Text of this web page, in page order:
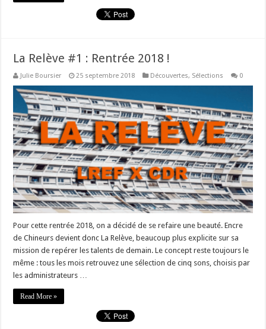
La Relève #1 : Rentrée 2018 !
Julie Boursier 25 septembre 2018 Découvertes, Sélections 0
Pour cette rentrée 2018, on a décidé de se refaire une beauté. Encre
de Chineurs devient donc La Relève, beaucoup plus explicite sur sa
mission de repérer les talents de demain. Le concept reste toujours le
même : tous les mois retrouvez une sélection de cinq sons, choisis par
les administrateurs …
Read More »